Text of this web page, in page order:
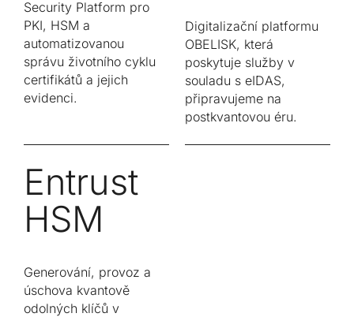
Security Platform pro
PKI, HSM a
automatizovanou
správu životního cyklu
certifikátů a jejich
evidenci.
Digitalizační platformu
OBELISK, která
poskytuje služby v
souladu s eIDAS,
připravujeme na
postkvantovou éru.
Entrust
HSM
Generování, provoz a
úschova kvantově
odolných klíčů v